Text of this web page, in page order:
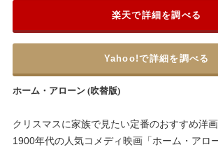
ホーム・アローン (吹替版)
楽天で詳細を調べる
Yahoo!で詳細を調べる
クリスマスに家族で見たい定番のおすすめ洋画
1900年代の人気コメディ映画「ホーム・アロ